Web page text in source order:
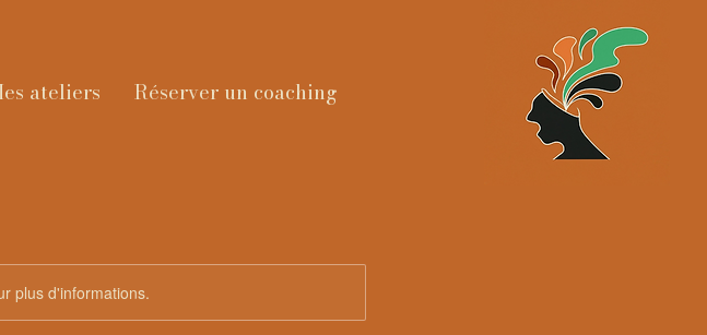
ateliers Réserver un coaching
plus d'informations.